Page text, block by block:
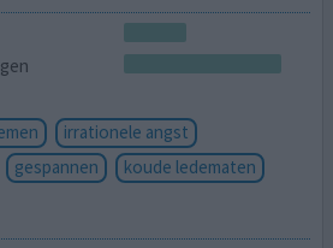
irrationele angst
gespannen
koude ledematen